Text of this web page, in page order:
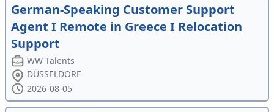
German-Speaking Customer Support
Agent I Remote in Greece I Relocation
Support
WW Talents
DÜSSELDORF
2026-08-05